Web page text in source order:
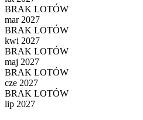
BRAK LOTÓW
mar 2027
BRAK LOTÓW
kwi 2027
BRAK LOTÓW
maj 2027
BRAK LOTÓW
cze 2027
BRAK LOTÓW
lip 2027